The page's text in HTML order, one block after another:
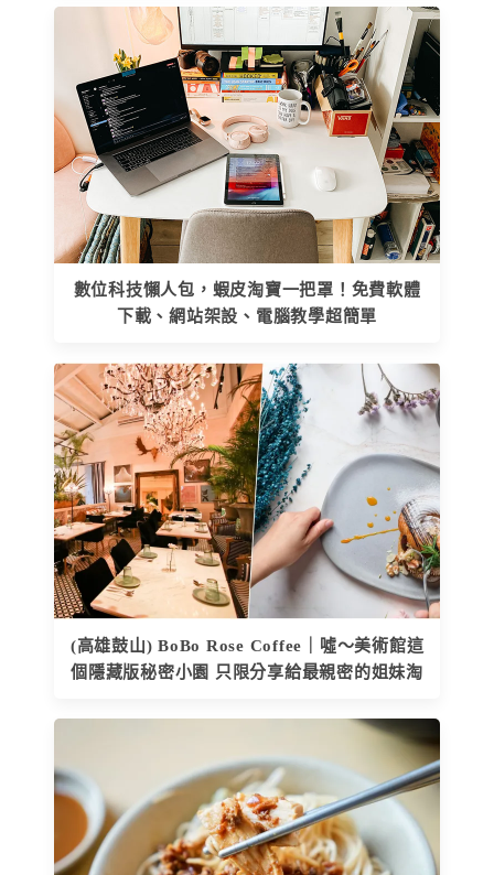
數位科技懶人包，蝦皮淘寶一把罩！免費軟體
下載、網站架設、電腦教學超簡單
(高雄鼓山) BoBo Rose Coffee｜噓～美術館這
個隱藏版秘密小園 只限分享給最親密的姐妹淘